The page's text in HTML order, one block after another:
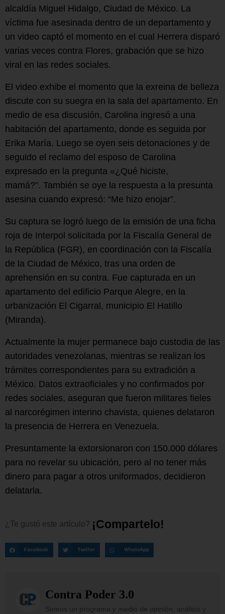
alcaldía Miguel Hidalgo, Ciudad de México. La
víctima fue asesinada dentro de un departamento y
un video captó el momento en el cual Herrera disparó
varias veces contra Flores, grabación que se hizo
viral en las redes sociales.
El video exhibe el momento que la exreina de belleza
discute con su suegra en la sala del apartamento. En
medio de esa discusión, Carolina ingresó a una
habitación del apartamento, donde es seguida por
Erika María. Luego se oyen seis detonaciones y de
seguido el reclamo del esposo de Carolina
expresado en la pregunta «¿Qué hiciste,
mamá?”. También se oye la respuesta a la presunta
asesina cuando expresó: “Me hizo enojar”.
Su captura se logró luego de la emisión de una ficha
roja de Interpol solicitada por la Fiscalía General de
la República (FGR), en coordinación con la Fiscalía
de la Ciudad de México, tras una orden de
aprehensión en su contra. Fue capturada en un
apartamento del edificio Parque Alegre, en la
urbanización El Cigarral, municipio El Hatillo
(Miranda).
Actualmente la mujer permanece bajo custodia de las
autoridades venezolanas, mientras se realizan los
trámites correspondientes para su extradición a
México. Datos extraoficiales y no confirmados por
redes sociales, aseguran que fueron militares fieles
al narcorégimen interino chavista, quienes delataron
la presencia de Herrera en Venezuela.
Presuntamente la extorsionaron con 150.000 dólares
para no revelar su ubicación, pero al no tener más
dinero para pagar a otros uniformados, decidieron
delatarla.
¿Te gustó este artículo? ¡Compartelo!
Facebook Twitter WhatsApp
Contra Poder 3.0
Somos un programa y medio de opinión, análisis y